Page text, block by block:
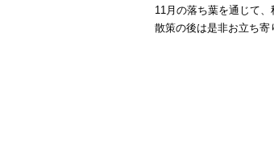
11月の落ち葉を通じて
散策の後は是非お立ち